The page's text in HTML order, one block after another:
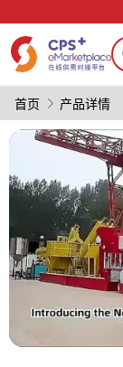
首页 产品详情